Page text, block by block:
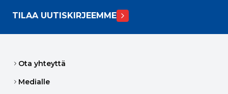
TILAA UUTISKIRJEEMME
Ota yhteyttä
Medialle